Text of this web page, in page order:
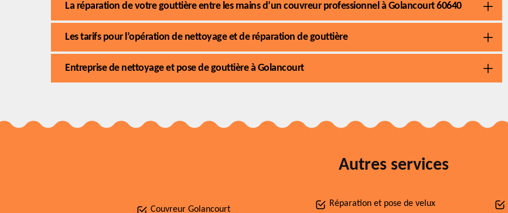
La réparation de votre gouttière entre les mains d’un couvreur professionnel à Golancourt 60640
Les tarifs pour l’opération de nettoyage et de réparation de gouttière
Entreprise de nettoyage et pose de gouttière à Golancourt
Autres services
Couvreur Golancourt
Réparation et pose de velux